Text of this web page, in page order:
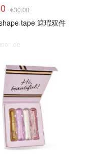
€30.00
tape 遮瑕双件